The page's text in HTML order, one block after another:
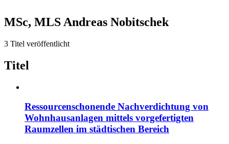
MSc, MLS Andreas Nobitschek
3 Titel veröffentlicht
Titel
Ressourcenschonende Nachverdichtung von
Wohnhausanlagen mittels vorgefertigten
Raumzellen im städtischen Bereich